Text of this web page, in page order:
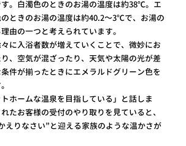
。白濁色のときのお湯の温度は約38℃。エ
ときのお湯の温度は約40.2～3℃で、お湯の
由の一つと考えられています。
に入浴者数が増えていくことで、微妙にお
、空気が混ざったり、天気や太陽の光が差
件が揃ったときにエメラルドグリーン色を
ホームな温泉を目指している」と話しま
たお客様の受付のやり取りを見ていると、
えりなさい”と迎える家族のような温かさが